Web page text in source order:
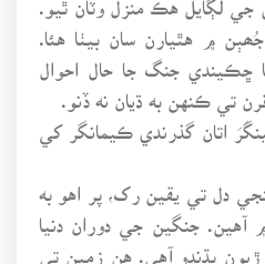
۾ هٿيارن سان بيٺا هئا.
ڇڪيندي جنگ جا حال احوال
تي ڪنهن به ڌيان نه ڏنو.
اتان گذرندي ڪيمانگر کي
دل تي يقين رک، پر اهو به
آهين. جنگين جي دوران دنيا
ٻڌندو آهي. هن زمين تي